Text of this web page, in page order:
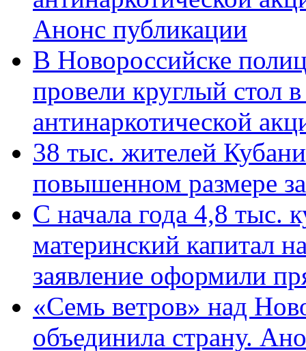
Анонс публикации
В Новороссийске
провели круглый стол
антинаркотической
38 тыс. жителей
повышенном размере
С начала года 4,8 тыс.
материнский капитал
заявление оформили
«Семь ветров» над
объединила страну.